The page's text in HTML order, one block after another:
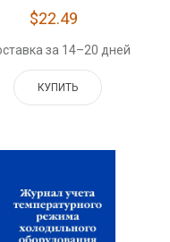
$22.49
за 14–20 дней
КУПИТЬ